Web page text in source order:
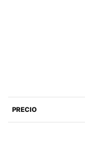
PRECIO